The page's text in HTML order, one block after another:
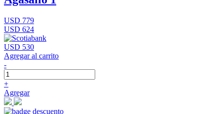
USD 779
USD 624
USD 530
Agregar al carrito
-
+
Agregar